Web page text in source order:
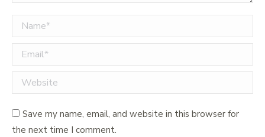
Name *
Email *
Website
Save my name, email, and website in this browser for
the next time I comment.